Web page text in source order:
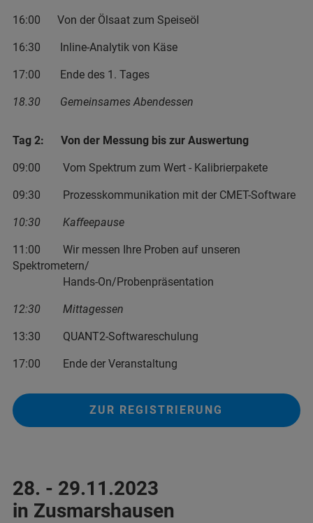
16:00 Von der Ölsaat zum Speiseöl
16:30 Inline-Analytik von Käse
17:00 Ende des 1. Tages
18.30 Gemeinsames Abendessen
Tag 2: Von der Messung bis zur Auswertung
09:00 Vom Spektrum zum Wert - Kalibrierpakete
09:30 Prozesskommunikation mit der CMET-Software
10:30 Kaffeepause
11:00 Wir messen Ihre Proben auf unseren
Spektrometern/
Hands-On/Probenpräsentation
12:30 Mittagessen
13:30 QUANT2-Softwareschulung
17:00 Ende der Veranstaltung
ZUR REGISTRIERUNG
28. - 29.11.2023
in Zusmarshausen